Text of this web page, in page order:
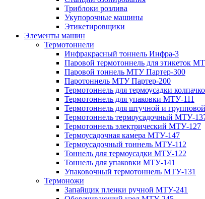
Триблоки розлива
Укупорочные машины
Этикетировщики
Элементы машин
Термотоннели
Инфракрасный тоннель Инфра-3
Паровой термотоннель для этикеток
Паровой тоннель МТУ Партер-300
Паротоннель МТУ Партер-200
Термотоннель для термоусадки
Термотоннель для упаковки МТУ-111
Термотоннель для штучной и
Термотоннель термоусадочный МТУ-
Термотоннель электрический МТУ-127
Термоусадочная камера МТУ-147
Термоусадочный тоннель МТУ-112
Тоннель для термоусадки МТУ-122
Тоннель для упаковки МТУ-141
Упаковочный термотоннель МТУ-131
Термоножи
Запайщик пленки ручной МТУ-241